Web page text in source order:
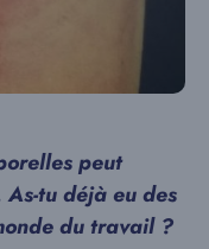
peut
tu déjà eu des
du travail ?